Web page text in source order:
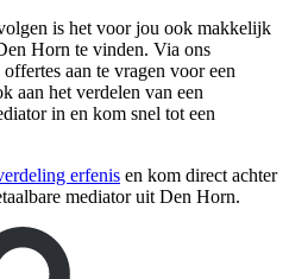
is het voor jou ook makkelijk
Horn te vinden. Via ons
aan te vragen voor een
aan het verdelen van een
in en kom snel tot een
erfenis en kom direct achter
mediator uit Den Horn.